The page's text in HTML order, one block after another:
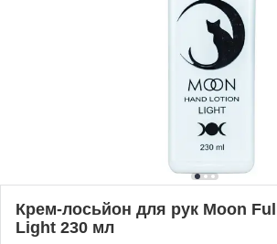
Крем-лосьйон для рук Moon
Light 230 мл